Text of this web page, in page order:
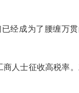
经成为了腰缠万
人士征收高税率